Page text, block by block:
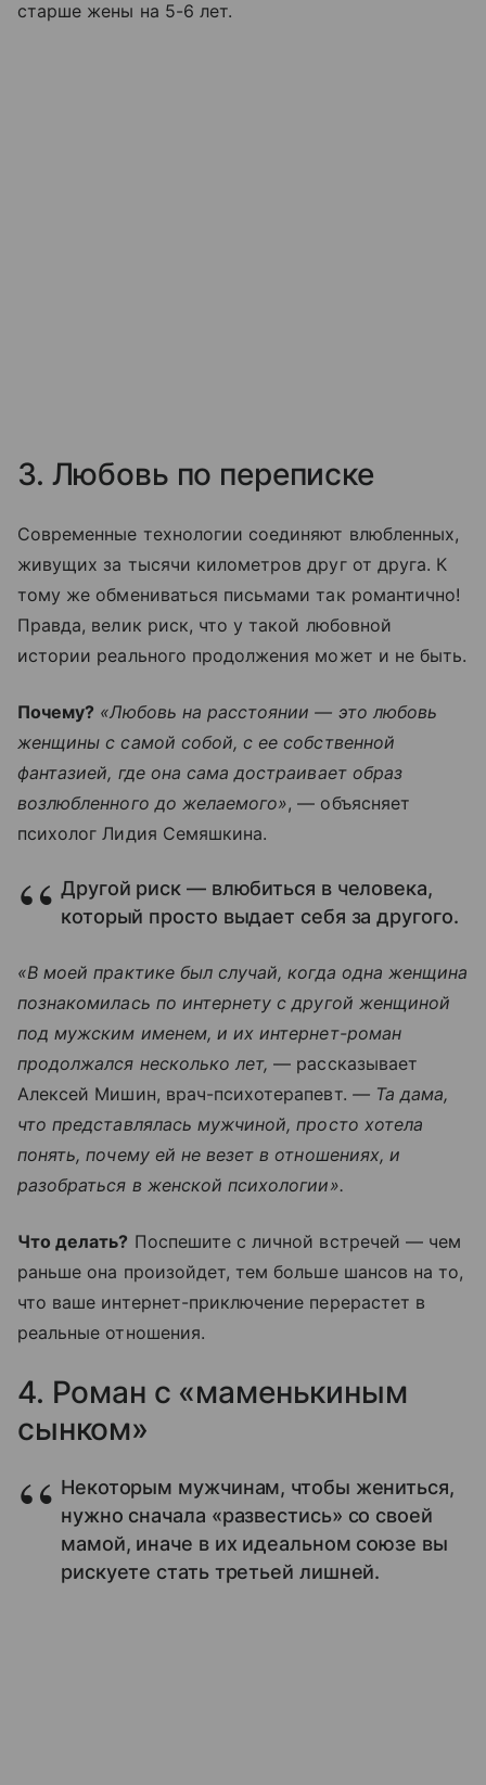
старше жены на 5-6 лет.
3. Любовь по переписке
Современные технологии соединяют влюбленных,
живущих за тысячи километров друг от друга. К
тому же обмениваться письмами так романтично!
Правда, велик риск, что у такой любовной
истории реального продолжения может и не быть.
Почему? «Любовь на расстоянии — это любовь
женщины с самой собой, с ее собственной
фантазией, где она сама достраивает образ
возлюбленного до желаемого», — объясняет
психолог Лидия Семяшкина.
Другой риск — влюбиться в человека,
который просто выдает себя за другого.
«В моей практике был случай, когда одна женщина
познакомилась по интернету с другой женщиной
под мужским именем, и их интернет-роман
продолжался несколько лет, — рассказывает
Алексей Мишин, врач-психотерапевт. — Та дама,
что представлялась мужчиной, просто хотела
понять, почему ей не везет в отношениях, и
разобраться в женской психологии».
Что делать? Поспешите с личной встречей — чем
раньше она произойдет, тем больше шансов на то,
что ваше интернет-приключение перерастет в
реальные отношения.
4. Роман с «маменькиным
сынком»
Некоторым мужчинам, чтобы жениться,
нужно сначала «развестись» со своей
мамой, иначе в их идеальном союзе вы
рискуете стать третьей лишней.